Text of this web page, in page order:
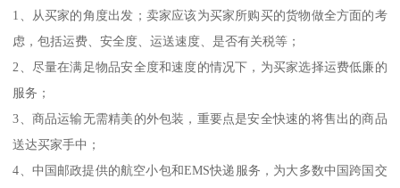
1、从买家的角度出发；卖家应该为买家所购买的货物做全方面的考
虑，包括运费、安全度、运送速度、是否有关税等；
2、尽量在满足物品安全度和速度的情况下，为买家选择运费低廉的
服务；
3、商品运输无需精美的外包装，重要点是安全快速的将售出的商品
送达买家手中；
4、中国邮政提供的航空小包和EMS快递服务，为大多数中国跨国交